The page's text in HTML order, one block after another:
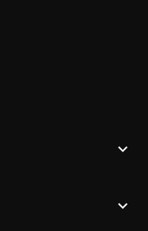
expand_more
expand_more